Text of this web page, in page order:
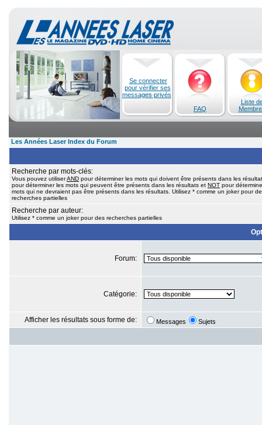
Se connecter
pour vérifier ses
messages privés
FAQ
Liste
Les Années Laser Index du Forum
Recherche par mots-clés:
Vous pouvez utiliserAND pour déterminer les mots qui doivent être présents dans les
pour déterminer les mots qui peuvent être présents dans les résultats et NOT pour
mots qui ne devraient pas être présents dans les résultats. Utilisez * comme un joker pour
recherches partielles
Recherche par auteur:
Utilisez * comme un joker pour des recherches partielles
Forum:
Catégorie:
Afficher les résultats sous forme de: Messages Sujets